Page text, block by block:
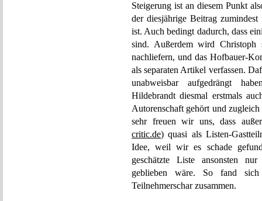
Steigerung ist an diesem Punkt
der diesjährige Beitrag
ist. Auch bedingt dadurch, dass
sind. Außerdem wird Christoph
nachliefern, und das Hofbauer-
als separaten Artikel verfassen.
unabweisbar aufgedrängt
Hildebrandt diesmal erstmals
Autorenschaft gehört und
sehr freuen wir uns, dass
critic.de) quasi als Listen-
Idee, weil wir es schade
geschätzte Liste ansonsten
geblieben wäre. So fand
Teilnehmerschar zusammen.